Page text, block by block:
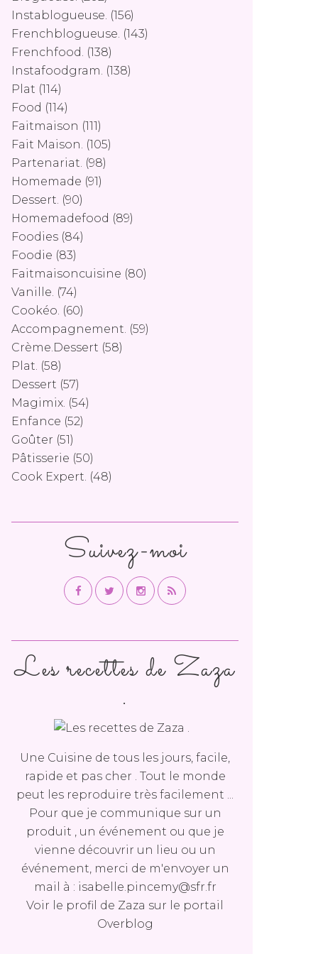
Instablogueuse. (156)
Frenchblogueuse. (143)
Frenchfood. (138)
Instafoodgram. (138)
Plat (114)
Food (114)
Faitmaison (111)
Fait Maison. (105)
Partenariat. (98)
Homemade (91)
Dessert. (90)
Homemadefood (89)
Foodies (84)
Foodie (83)
Faitmaisoncuisine (80)
Vanille. (74)
Cookéo. (60)
Accompagnement. (59)
Crème.dessert (58)
Plat. (58)
Dessert (57)
Magimix. (54)
Enfance (52)
Goûter (51)
Pâtisserie (50)
Cook Expert. (48)
Les recettes de Zaza
.
Une Cuisine de tous les jours, facile,
rapide et pas cher . Tout le monde
peut les reproduire très facilement ...
Pour que je communique sur un
produit , un événement ou que je
vienne découvrir un lieu ou un
événement, merci de m'envoyer un
mail à : isabelle.pincemy@sfr.fr
Voir le profil de Zaza sur le portail
Overblog
Suivez-moi